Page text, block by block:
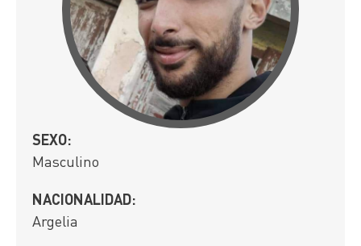
SEXO:
Masculino
NACIONALIDAD:
Argelia